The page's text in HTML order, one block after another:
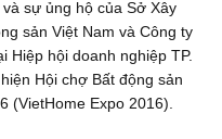
sự ủng hộ của Sở Xây
sản Việt Nam và Công ty
Hiệp hội doanh nghiệp TP.
Hội chợ Bất động sản
(VietHome Expo 2016).